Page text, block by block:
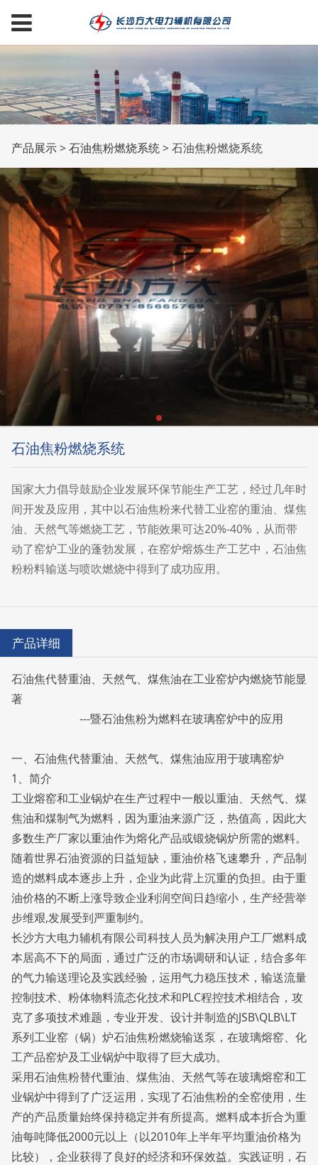
石油焦粉燃烧系统
产品展示>石油焦粉燃烧系统>石油焦粉燃烧系统
石油焦粉燃烧系统
国家大力倡导鼓励企业发展环保节能生产工艺，经过几年时
间开发及应用，其中以石油焦粉来代替工业窑的重油、煤焦
油、天然气等燃烧工艺，节能效果可达20%-40%，从而带
动了窑炉工业的蓬勃发展，在窑炉熔炼生产工艺中，石油焦
粉粉料输送与喷吹燃烧中得到了成功应用。
产品详细
石油焦代替重油、天然气、煤焦油在工业窑炉内燃烧节能显
著
---暨石油焦粉为燃料在玻璃窑炉中的应用
一、石油焦代替重油、天然气、煤焦油应用于玻璃窑炉
1、简介
工业熔窑和工业锅炉在生产过程中一般以重油、天然气、煤
焦油和煤制气为燃料，因为重油来源广泛，热值高，因此大
多数生产厂家以重油作为熔化产品或锻烧锅炉所需的燃料。
随着世界石油资源的日益短缺，重油价格飞速攀升，产品制
造的燃料成本逐步上升，企业为此背上沉重的负担。由于重
油价格的不断上涨导致企业利润空间日趋缩小，生产经营举
步维艰,发展受到严重制约。
长沙方大电力辅机有限公司科技人员为解决用户工厂燃料成
本居高不下的局面，通过广泛的市场调研和认证，结合多年
的气力输送理论及实践经验，运用气力稳压技术，输送流量
控制技术、粉体物料流态化技术和PLC程控技术相结合，攻
克了多项技术难题，专业开发、设计并制造的JSB\QLB\LT
系列工业窑（锅）炉石油焦粉燃烧输送泵，在玻璃熔窑、化
工产品窑炉及工业锅炉中取得了巨大成功。
采用石油焦粉替代重油、煤焦油、天然气等在玻璃熔窑和工
业锅炉中得到了广泛运用，实现了石油焦粉的全窑使用，生
产的产品质量始终保持稳定并有所提高。燃料成本折合为重
油每吨降低2000元以上（以2010年上半年平均重油价格为
比较），企业获得了良好的经济和环保效益。实践证明，石